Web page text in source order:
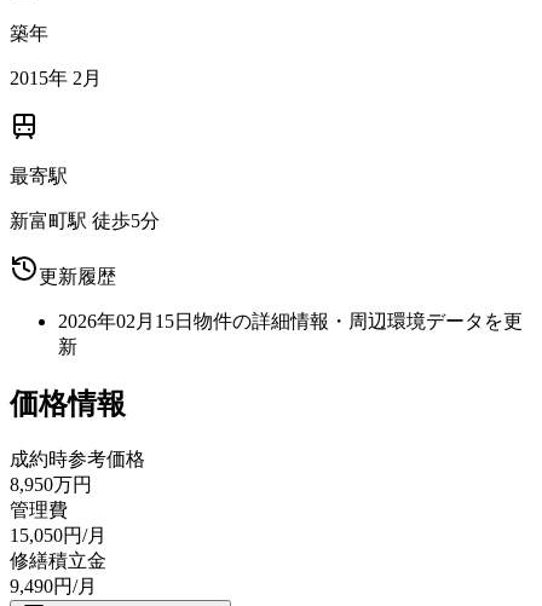
築年
2015年 2月
最寄駅
新富町駅 徒歩5分
更新履歴
2026年02月15日 物件の詳細情報・周辺環境データを更
新
価格情報
成約時参考価格
8,950万円
管理費
15,050円/月
修繕積立金
9,490円/月